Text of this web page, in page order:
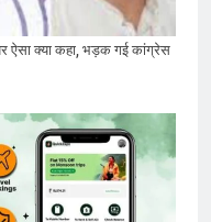
ऐसा क्या कहा, भड़क गई कांग्रेस